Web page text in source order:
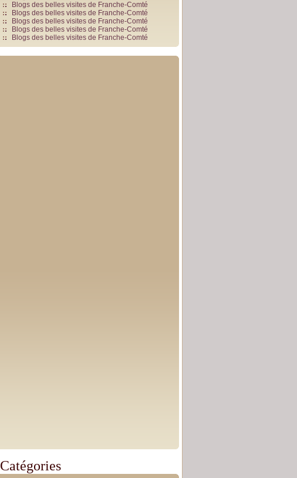
Blogs des belles visites de Franche-Comté
Blogs des belles visites de Franche-Comté
Blogs des belles visites de Franche-Comté
Blogs des belles visites de Franche-Comté
Blogs des belles visites de Franche-Comté
Catégories